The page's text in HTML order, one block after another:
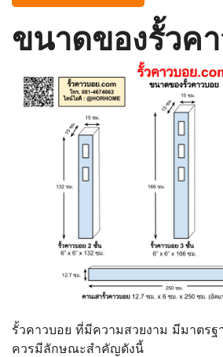
ขนาดของรั้วค
รั้วคาวบอย ที่มีความสวยงาม มีมาตรฐ
ควรมีลักษณะสำคัญดังนี้